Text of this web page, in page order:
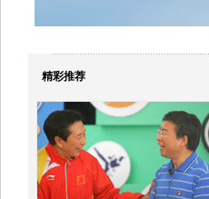
精彩推荐